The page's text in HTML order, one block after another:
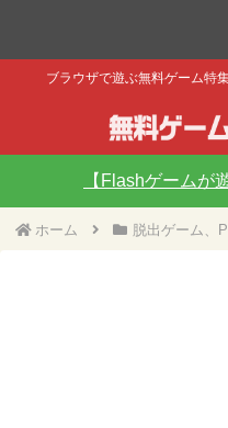
ブラウザで遊ぶ無料ゲーム特
【Flashゲームが
ホーム 脱出ゲーム、